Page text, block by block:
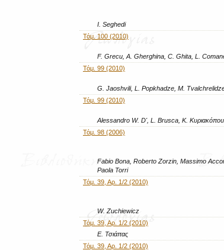
I. Seghedi
Τόμ. 100 (2010)
F. Grecu, A. Gherghina, C. Ghita, L.
Τόμ. 99 (2010)
G. Jaoshvili, L. Popkhadze, M.
Τόμ. 99 (2010)
Alessandro W. D', L. Brusca, Κ.
Τόμ. 98 (2006)
Fabio Bona, Roberto Zorzin, Massimo
Paola Torri
Τόμ. 39, Αρ. 1/2 (2010)
W. Zuchiewicz
Τόμ. 39, Αρ. 1/2 (2010)
Ε. Τσιάπας
Τόμ. 39, Αρ. 1/2 (2010)